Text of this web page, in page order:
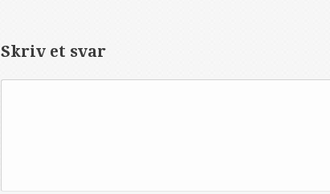
Skriv et svar